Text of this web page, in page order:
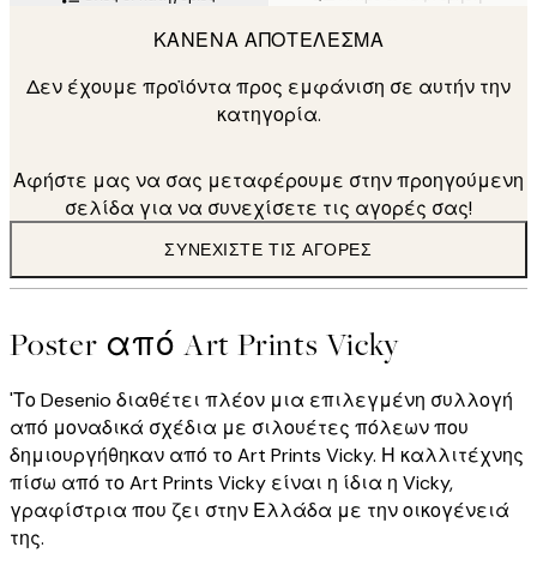
ΚΑΝΈΝΑ ΑΠΟΤΈΛΕΣΜΑ
Δεν έχουμε προϊόντα προς εμφάνιση σε αυτήν την
κατηγορία.
Αφήστε μας να σας μεταφέρουμε στην προηγούμενη
σελίδα για να συνεχίσετε τις αγορές σας!
ΣΥΝΕΧΊΣΤΕ ΤΙΣ ΑΓΟΡΈΣ
Poster από Art Prints Vicky
'Το Desenio διαθέτει πλέον μια επιλεγμένη συλλογή
από μοναδικά σχέδια με σιλουέτες πόλεων που
δημιουργήθηκαν από το Art Prints Vicky. Η καλλιτέχνης
πίσω από το Art Prints Vicky είναι η ίδια η Vicky,
γραφίστρια που ζει στην Ελλάδα με την οικογένειά
της.